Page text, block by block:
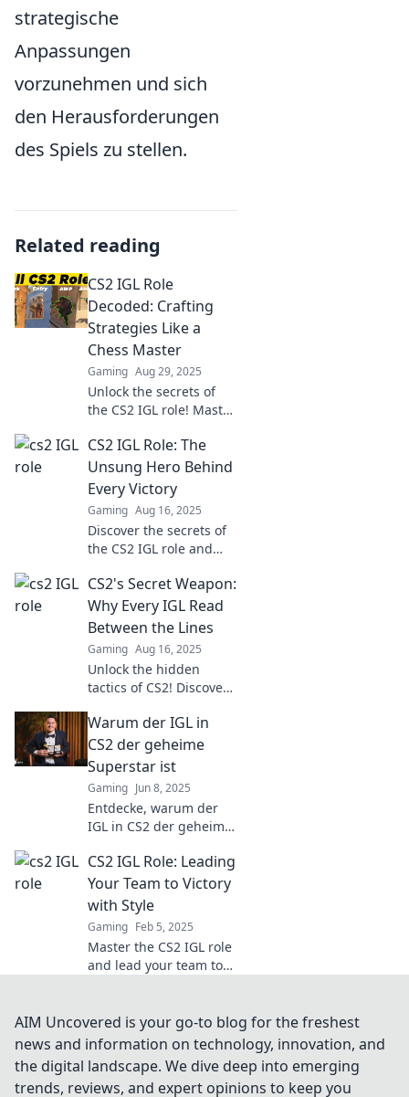
strategische
Anpassungen
vorzunehmen und sich
den Herausforderungen
des Spiels zu stellen.
Related reading
CS2 IGL Role
Decoded: Crafting
Strategies Like a
Chess Master
Gaming Aug 29, 2025
Unlock the secrets of
the CS2 IGL role! Master
outsmart your
opponents like a chess
master. Dive in now!
CS2 IGL Role: The
Unsung Hero Behind
Every Victory
Gaming Aug 16, 2025
Discover the secrets of
the CS2 IGL role and
heroes lead teams to
victory. Uncover the
tactics behind every
triumph!
CS2's Secret Weapon:
Why Every IGL Read
Between the Lines
Gaming Aug 16, 2025
Unlock the hidden
tactics of CS2! Discover
master the art of
reading between the
lines for ultimate
victory.
Warum der IGL in
CS2 der geheime
Superstar ist
Gaming Jun 8, 2025
Entdecke, warum der
IGL in CS2 der geheime
dein Spiel auf das
nächste Level bringt!
CS2 IGL Role: Leading
Your Team to Victory
with Style
Gaming Feb 5, 2025
Master the CS2 IGL role
and lead your team to
and strategies to
elevate your gameplay
today!
AIM Uncovered is your go-to blog for the freshest
news and information on technology, innovation, and
the digital landscape. We dive deep into emerging
trends, reviews, and expert opinions to keep you